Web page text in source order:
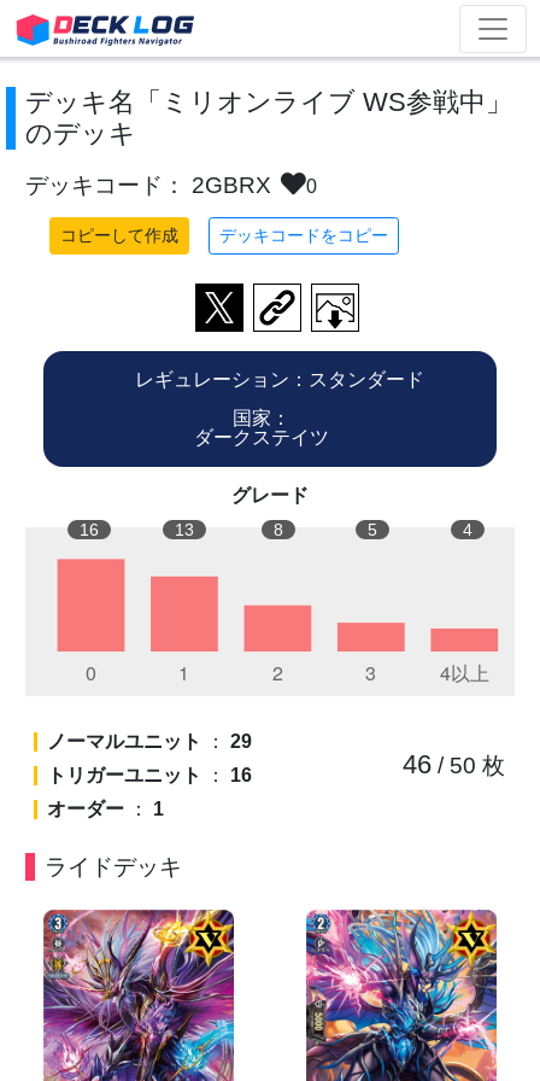
デッキ名「ミリオンライブ WS参戦中」
のデッキ
デッキコード： 2GBRX 0
コピーして作成 デッキコードをコピー
レギュレーション：スタンダード
国家：
ダークステイツ
グレード
16 13 8 5 4
ノーマルユニット ： 29
トリガーユニット
： 16
オーダー ： 1
46/ 50 枚
ライドデッキ